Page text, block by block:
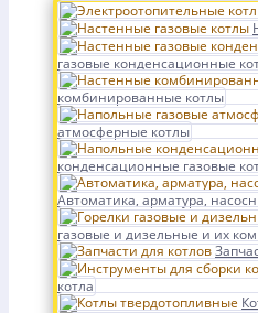
газовые конденсационные
комбинированные котлы
атмосферные котлы
конденсационные газовые
Автоматика, арматура,
газовые и дизельные и их
котла